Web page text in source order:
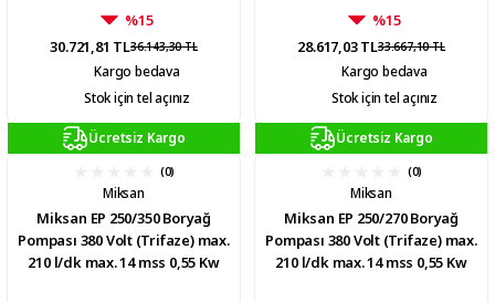
%15
30.721,81 TL36.143,30 TL
Kargo bedava
Stok için tel açınız
%15
28.617,03 TL33.667,10 TL
Kargo bedava
Stok için tel açınız
Ücretsiz Kargo
(0)
Miksan
Miksan EP 250/350 Boryağ
Pompası 380 Volt (Trifaze) max.
210 l/dk max. 14 mss 0,55 Kw
Ücretsiz Kargo
(0)
Miksan
Miksan EP 250/270 Boryağ
Pompası 380 Volt (Trifaze) max.
210 l/dk max. 14 mss 0,55 Kw